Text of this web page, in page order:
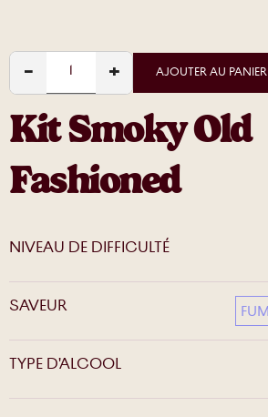
− + AJOUTER AU PANIER
Kit Smoky Old
Fashioned
NIVEAU DE DIFFICULTÉ
SAVEUR
TYPE D'ALCOOL